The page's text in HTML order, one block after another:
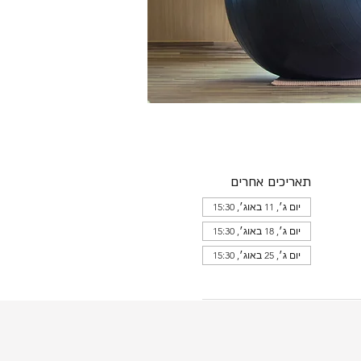
תאריכים אחרים
יום ג׳, 11 באוג׳, 15:30
יום ג׳, 18 באוג׳, 15:30
יום ג׳, 25 באוג׳, 15:30